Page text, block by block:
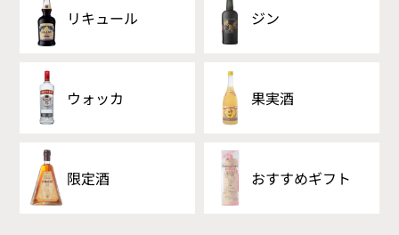
リキュール ジン
ウォッカ 果実酒
限定酒 おすすめギフト